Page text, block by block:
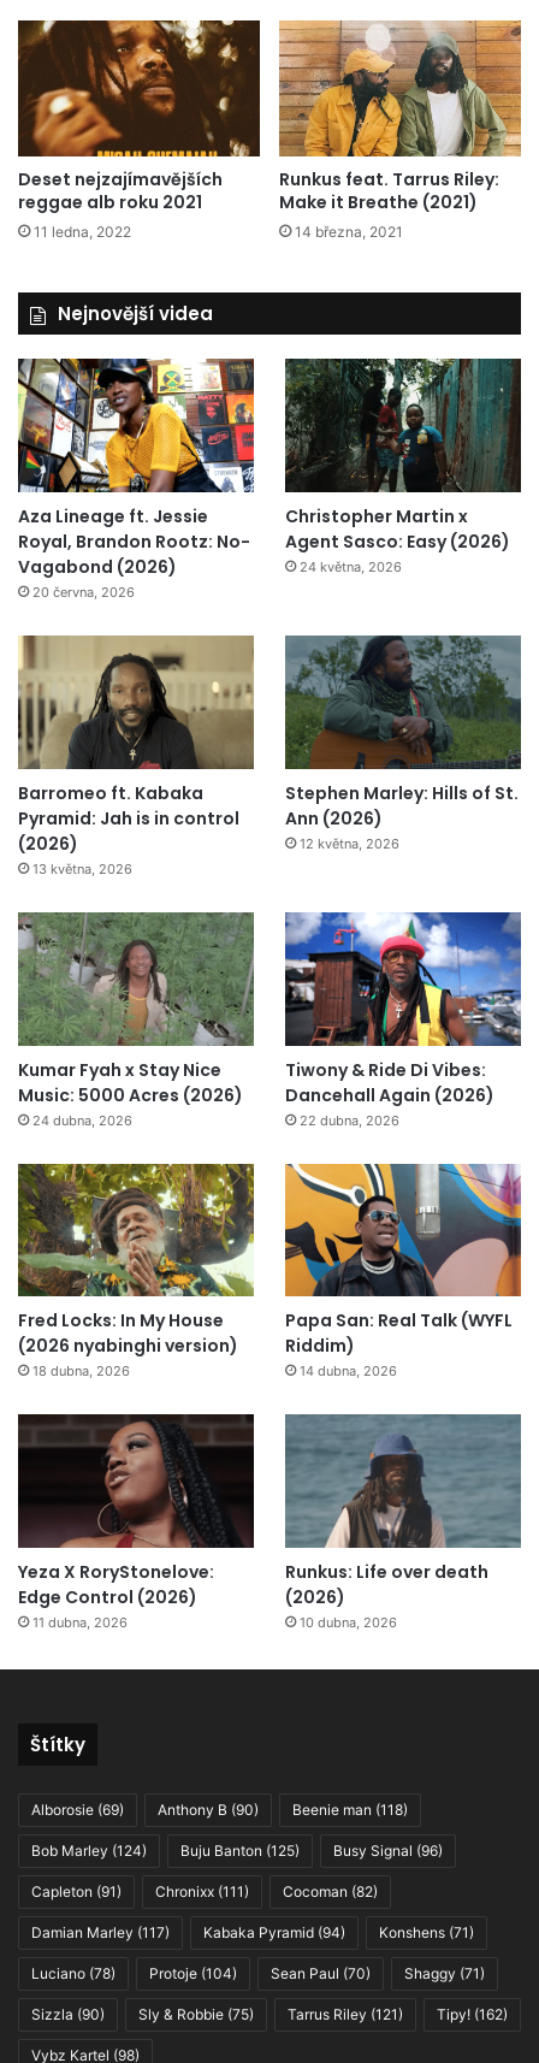
Deset nejzajímavějších
reggae alb roku 2021
11 ledna, 2022
Runkus feat. Tarrus Riley:
Make it Breathe (2021)
14 března, 2021
Nejnovější videa
Aza Lineage ft. Jessie
Royal, Brandon Rootz: No-
Vagabond (2026)
20 června, 2026
Christopher Martin x
Agent Sasco: Easy (2026)
24 května, 2026
Barromeo ft. Kabaka
Pyramid: Jah is in control
(2026)
13 května, 2026
Stephen Marley: Hills of St.
Ann (2026)
12 května, 2026
Kumar Fyah x Stay Nice
Music: 5000 Acres (2026)
24 dubna, 2026
Tiwony & Ride Di Vibes:
Dancehall Again (2026)
22 dubna, 2026
Fred Locks: In My House
(2026 nyabinghi version)
18 dubna, 2026
Papa San: Real Talk (WYFL
Riddim)
14 dubna, 2026
Yeza X RoryStonelove:
Edge Control (2026)
11 dubna, 2026
Runkus: Life over death
(2026)
10 dubna, 2026
Štítky
Alborosie (69) Anthony B (90) Beenie man (118)
Bob Marley (124) Buju Banton (125) Busy Signal (96)
Capleton (91) Chronixx (111) Cocoman (82)
Damian Marley (117) Kabaka Pyramid (94) Konshens (71)
Luciano (78) Protoje (104) Sean Paul (70) Shaggy (71)
Sizzla (90) Sly & Robbie (75) Tarrus Riley (121) Tipy! (162)
Vybz Kartel (98)